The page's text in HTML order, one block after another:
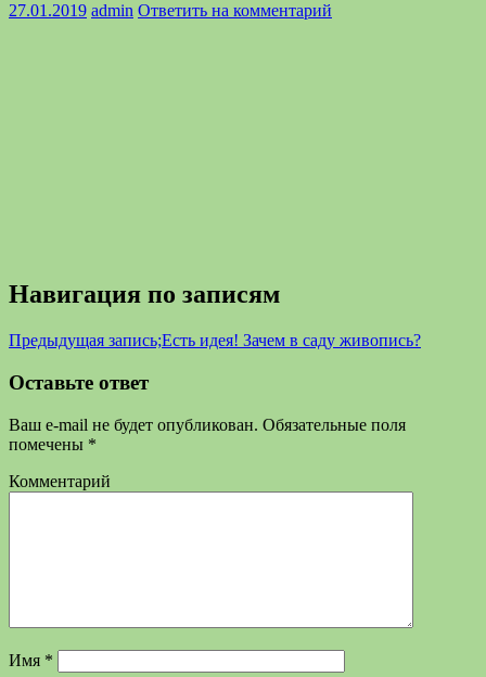
27.01.2019 admin Ответить на комментарий
Навигация по записям
Предыдущая запись;Есть идея! Зачем в саду живопись?
Оставьте ответ
Ваш e-mail не будет опубликован. Обязательные поля
помечены *
Комментарий
Имя *